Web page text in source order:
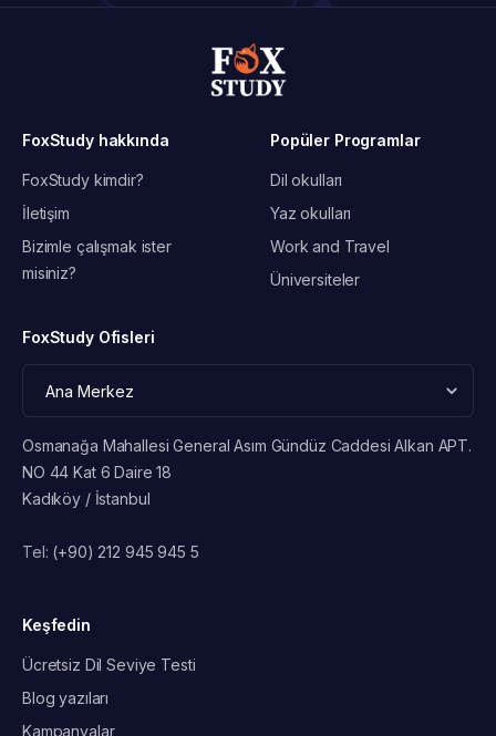
FoxStudy hakkında
FoxStudy kimdir?
İletişim
Bizimle çalışmak ister
misiniz?
Popüler Programlar
Dil okulları
Yaz okulları
Work and Travel
Üniversiteler
FoxStudy Ofisleri
Osmanağa Mahallesi General Asım Gündüz Caddesi Alkan APT.
NO 44 Kat 6 Daire 18
Kadıköy / İstanbul
Tel: (+90) 212 945 945 5
Keşfedin
Ücretsiz Dil Seviye Testi
Blog yazıları
Kampanyalar